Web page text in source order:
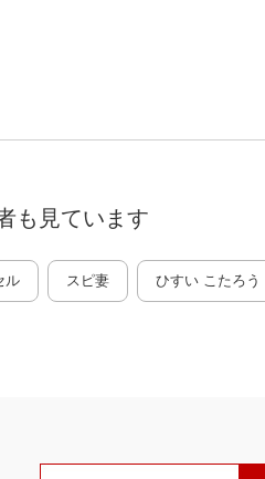
も見ています
ル スピ妻 ひすい こたろう